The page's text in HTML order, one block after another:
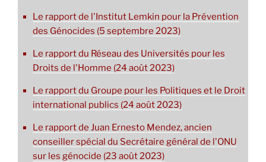
Le rapport de l'Institut Lemkin pour la Prévention
des Génocides (5 septembre 2023)
Le rapport du Réseau des Universités pour les
Droits de l'Homme (24 août 2023)
Le rapport du Groupe pour les Politiques et le Droit
international publics (24 août 2023)
Le rapport de Juan Ernesto Mendez, ancien
conseiller spécial du Secrétaire général de l'ONU
sur les génocide (23 août 2023)